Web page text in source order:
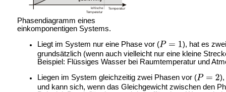
Phasendiagramm eines
einkomponentigen Systems.
Liegt im System nur eine Phase vor (
), hat es
grundsätzlich (wenn auch vielleicht nur eine kleine
Beispiel: Flüssiges Wasser bei Raumtemperatur und
Liegen im System gleichzeitig zwei Phasen vor (
und kann sich, wenn das Gleichgewicht zwischen den